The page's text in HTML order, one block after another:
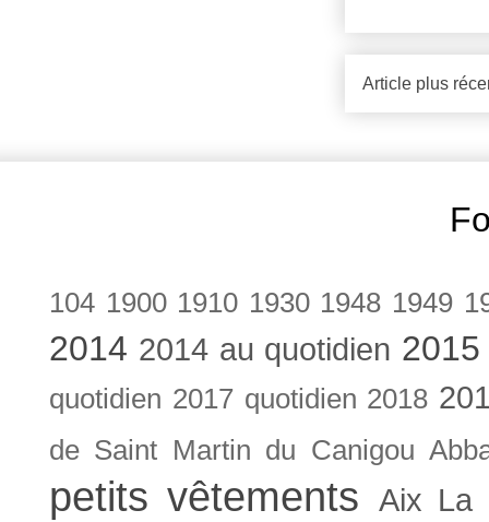
Article plus
104 1900 1910 1930 1948 1949
2014 2014 au quotidien
quotidien 2017 quotidien 2018
de Saint Martin du Canigou
petits vêtements Aix La